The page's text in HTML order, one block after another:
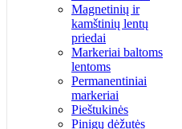
Magnetinių ir
kamštinių lentų
priedai
Markeriai baltoms
lentoms
Permanentiniai
markeriai
Pieštukinės
Pinigų dėžutės